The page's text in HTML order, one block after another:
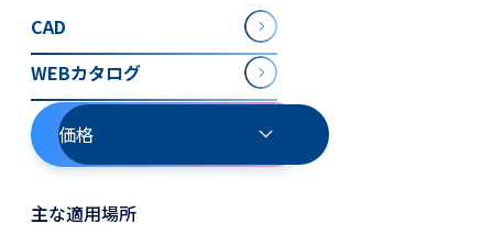
CAD
WEBカタログ
価格
主な適用場所